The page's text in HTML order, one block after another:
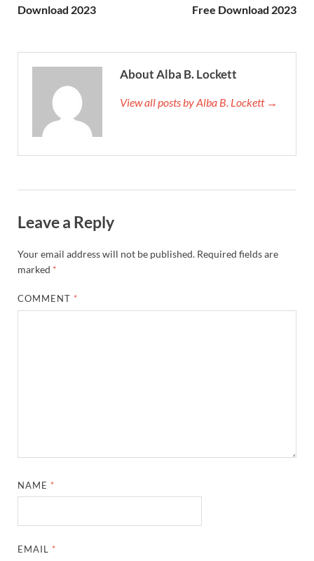
Download 2023
Free Download 2023
About Alba B. Lockett
View all posts by Alba B. Lockett →
Leave a Reply
Your email address will not be published. Required fields are
marked *
COMMENT *
NAME *
EMAIL *